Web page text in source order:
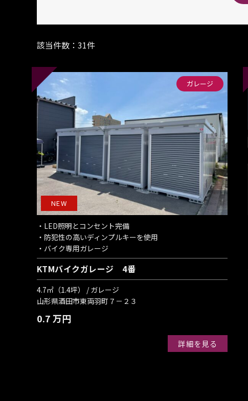
該当件数：31件
NEW
ガレージ
・LED照明とコンセント完備
・防犯性の高いディンプルキーを使用
・バイク専用ガレージ
KTMバイクガレージ 4番
4.7㎡（1.4坪） / ガレージ
山形県酒田市東両羽町７－２３
0.7 万円
詳細を見る